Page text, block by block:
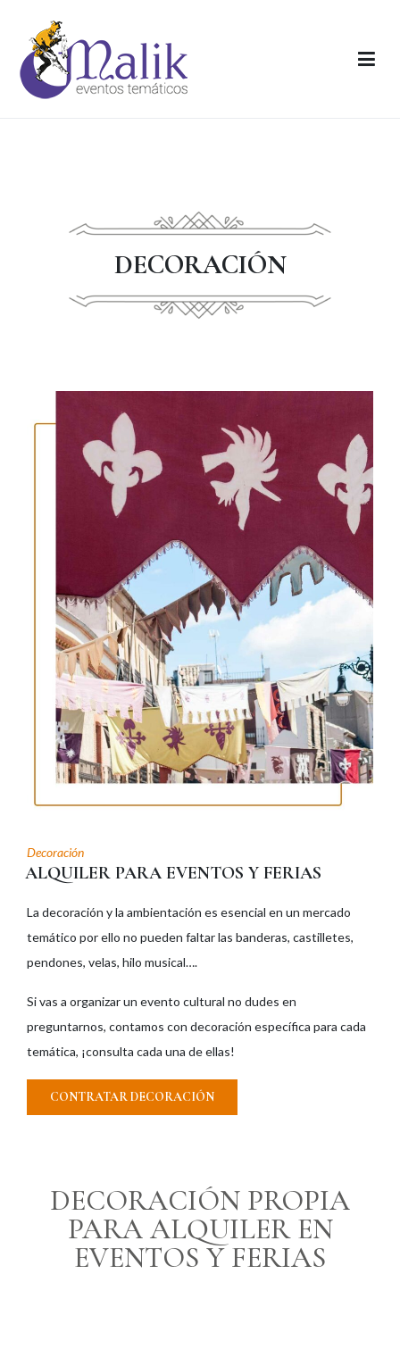
DECORACIÓN
Decoración
ALQUILER PARA EVENTOS Y FERIAS
La decoración y la ambientación es esencial en un mercado
temático por ello no pueden faltar las banderas, castilletes,
pendones, velas, hilo musical….
Si vas a organizar un evento cultural no dudes en
preguntarnos, contamos con decoración específica para cada
temática, ¡consulta cada una de ellas!
CONTRATAR DECORACIÓN
DECORACIÓN PROPIA
PARA ALQUILER EN
EVENTOS Y FERIAS